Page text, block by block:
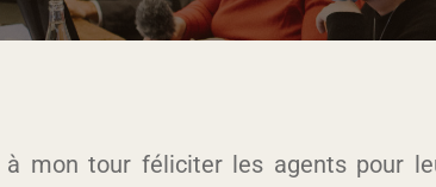
à mon tour féliciter les agents pour